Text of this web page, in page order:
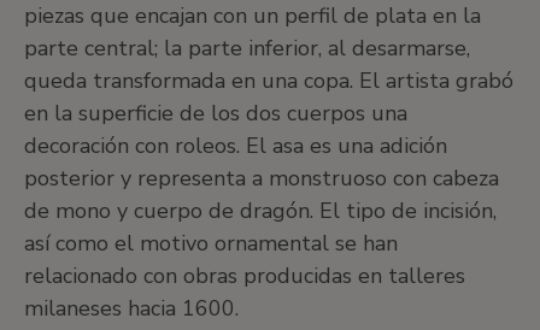
piezas que encajan con un perfil de plata en la
parte central; la parte inferior, al desarmarse,
queda transformada en una copa. El artista grabó
en la superficie de los dos cuerpos una
decoración con roleos. El asa es una adición
posterior y representa a monstruoso con cabeza
de mono y cuerpo de dragón. El tipo de incisión,
así como el motivo ornamental se han
relacionado con obras producidas en talleres
milaneses hacia 1600.